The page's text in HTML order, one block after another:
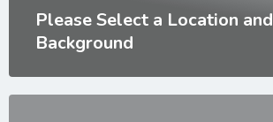
Please Select a Location and
Background